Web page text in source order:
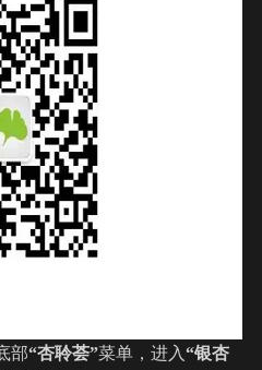
部“杏聆荟”菜单，进入“银杏